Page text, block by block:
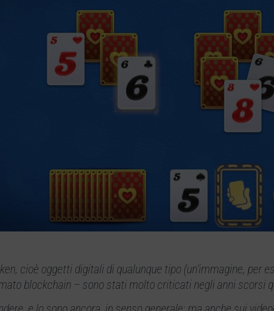
cioè oggetti digitali di qualunque tipo (un’immagine, per
blockchain – sono stati molto criticati negli anni scorsi